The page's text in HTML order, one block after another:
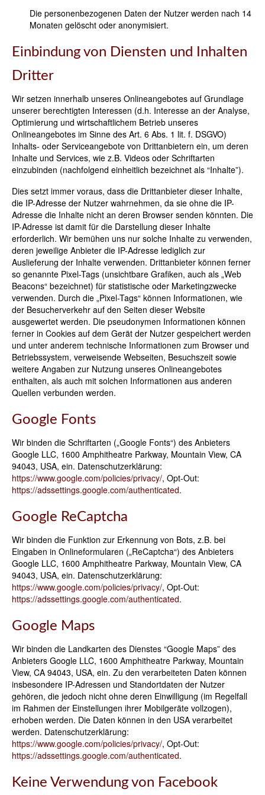
Die personenbezogenen Daten der Nutzer werden nach 14
Monaten gelöscht oder anonymisiert.
Einbindung von Diensten und Inhalten
Dritter
Wir setzen innerhalb unseres Onlineangebotes auf Grundlage
unserer berechtigten Interessen (d.h. Interesse an der Analyse,
Optimierung und wirtschaftlichem Betrieb unseres
Onlineangebotes im Sinne des Art. 6 Abs. 1 lit. f. DSGVO)
Inhalts- oder Serviceangebote von Drittanbietern ein, um deren
Inhalte und Services, wie z.B. Videos oder Schriftarten
einzubinden (nachfolgend einheitlich bezeichnet als “Inhalte”).
Dies setzt immer voraus, dass die Drittanbieter dieser Inhalte,
die IP-Adresse der Nutzer wahrnehmen, da sie ohne die IP-
Adresse die Inhalte nicht an deren Browser senden könnten. Die
IP-Adresse ist damit für die Darstellung dieser Inhalte
erforderlich. Wir bemühen uns nur solche Inhalte zu verwenden,
deren jeweilige Anbieter die IP-Adresse lediglich zur
Auslieferung der Inhalte verwenden. Drittanbieter können ferner
so genannte Pixel-Tags (unsichtbare Grafiken, auch als „Web
Beacons“ bezeichnet) für statistische oder Marketingzwecke
verwenden. Durch die „Pixel-Tags“ können Informationen, wie
der Besucherverkehr auf den Seiten dieser Website
ausgewertet werden. Die pseudonymen Informationen können
ferner in Cookies auf dem Gerät der Nutzer gespeichert werden
und unter anderem technische Informationen zum Browser und
Betriebssystem, verweisende Webseiten, Besuchszeit sowie
weitere Angaben zur Nutzung unseres Onlineangebotes
enthalten, als auch mit solchen Informationen aus anderen
Quellen verbunden werden.
Google Fonts
Wir binden die Schriftarten („Google Fonts“) des Anbieters
Google LLC, 1600 Amphitheatre Parkway, Mountain View, CA
94043, USA, ein. Datenschutzerklärung:
https://www.google.com/policies/privacy/, Opt-Out:
https://adssettings.google.com/authenticated.
Google ReCaptcha
Wir binden die Funktion zur Erkennung von Bots, z.B. bei
Eingaben in Onlineformularen („ReCaptcha“) des Anbieters
Google LLC, 1600 Amphitheatre Parkway, Mountain View, CA
94043, USA, ein. Datenschutzerklärung:
https://www.google.com/policies/privacy/, Opt-Out:
https://adssettings.google.com/authenticated.
Google Maps
Wir binden die Landkarten des Dienstes “Google Maps” des
Anbieters Google LLC, 1600 Amphitheatre Parkway, Mountain
View, CA 94043, USA, ein. Zu den verarbeiteten Daten können
insbesondere IP-Adressen und Standortdaten der Nutzer
gehören, die jedoch nicht ohne deren Einwilligung (im Regelfall
im Rahmen der Einstellungen ihrer Mobilgeräte vollzogen),
erhoben werden. Die Daten können in den USA verarbeitet
werden. Datenschutzerklärung:
https://www.google.com/policies/privacy/, Opt-Out:
https://adssettings.google.com/authenticated.
Keine Verwendung von Facebook